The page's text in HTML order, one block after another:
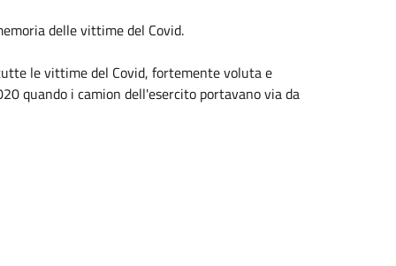
delle vittime del Covid.
le vittime del Covid, fortemente voluta e
quando i camion dell'esercito portavano via da